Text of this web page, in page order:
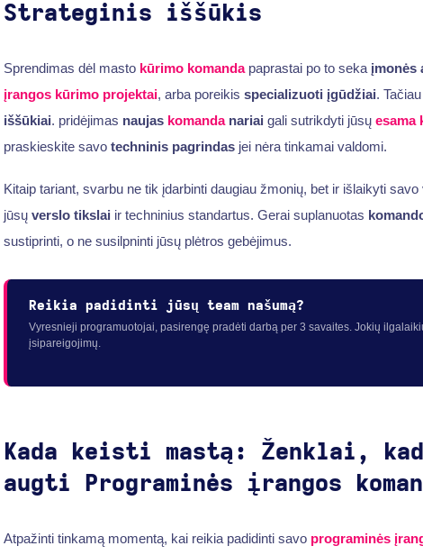
Strateginis iššūkis
Sprendimas dėl masto kūrimo komandapaprastai po to seka įmonės
įrangos kūrimo projektai, arba poreikis specializuoti įgūdžiai. Tačiau
iššūkiai. pridėjimas naujas komandanariai gali sutrikdyti jūsų esama
praskieskite savo techninis pagrindasjei nėra tinkamai valdomi.
Kitaip tariant, svarbu ne tik įdarbinti daugiau žmonių, bet ir išlaikyti savo
jūsų verslo tikslai ir techninius standartus. Gerai suplanuotas
sustiprinti, o ne susilpninti jūsų plėtros gebėjimus.
Reikia padidinti jūsų team našumą?
Vyresnieji programuotojai, pasirengę pradėti darbą per 3 savaites. Jokių
įsipareigojimų.
Kada keisti mastą: Ženklai,
augti
Programinės įrangos
Atpažinti tinkamą momentą, kai reikia padidinti savo programinės